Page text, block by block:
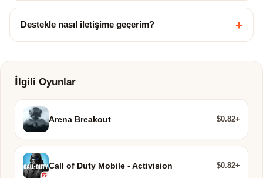
Destekle nasıl iletişime geçerim? +
İlgili Oyunlar
Arena Breakout $0.82+
Call of Duty Mobile - Activision $0.82+